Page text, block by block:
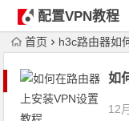
配置VPN教程
首页 h3c路由器如
如
12